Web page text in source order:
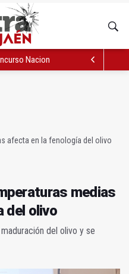
Nacional de Trompa y Piano
afecta en la fenología del olivo
medias
del olivo
del olivo y se